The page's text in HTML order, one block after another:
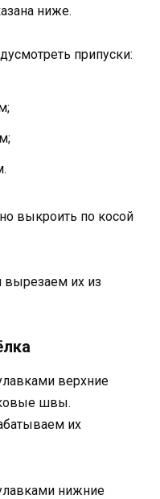
ниже.
припуски:
выкроить по косой
вырезаем их из
верхние
швы.
их
нижние